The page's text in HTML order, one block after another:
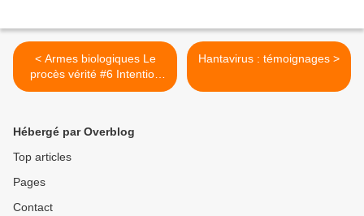
< Armes biologiques Le
procès vérité #6 Intention
criminelle préméditées
Hantavirus : témoignages >
Hébergé par Overblog
Top articles
Pages
Contact